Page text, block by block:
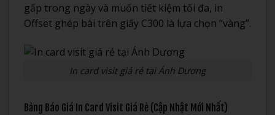
gấp trong ngày và muốn tiết kiệm tối đa, in
Offset ghép bài trên giấy C300 là lựa chọn “vàng”.
In card visit giá rẻ tại Ánh Dương
Bảng Báo Giá In Card Visit Giá Rẻ (Cập Nhật Mới Nhất)